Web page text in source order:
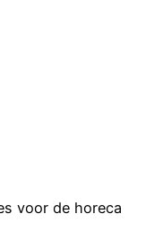
voor de horeca